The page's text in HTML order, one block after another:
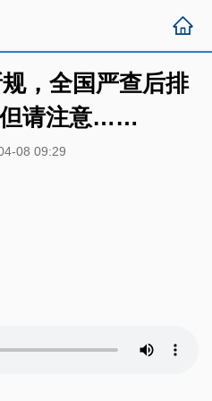
，全国严查后排
但请注意……
08 09:29